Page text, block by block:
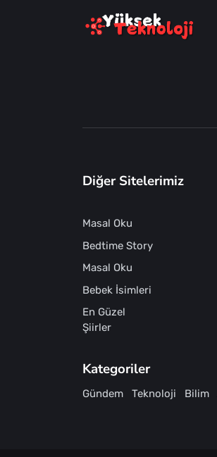
Diğer Sitelerimiz
Masal Oku
Bedtime Story
Masal Oku
Bebek İsimleri
En Güzel
Şiirler
Kategoriler
Gündem Teknoloji Bilim